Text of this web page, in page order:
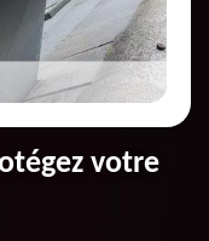
votre